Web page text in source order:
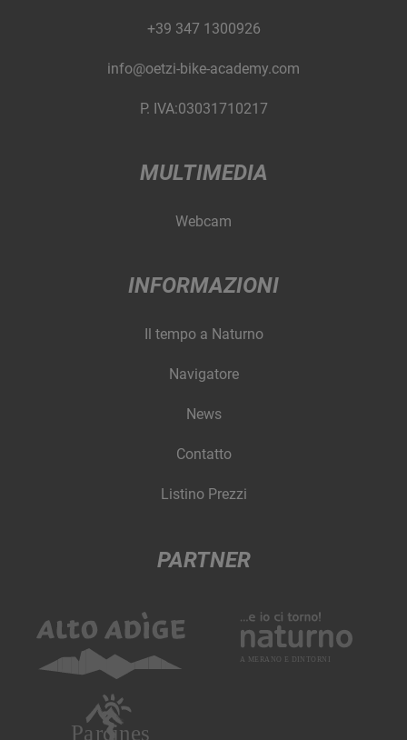
+39 347 1300926
info@oetzi-bike-academy.com
P. IVA:03031710217
MULTIMEDIA
Webcam
INFORMAZIONI
Il tempo a Naturno
Navigatore
News
Contatto
Listino Prezzi
PARTNER